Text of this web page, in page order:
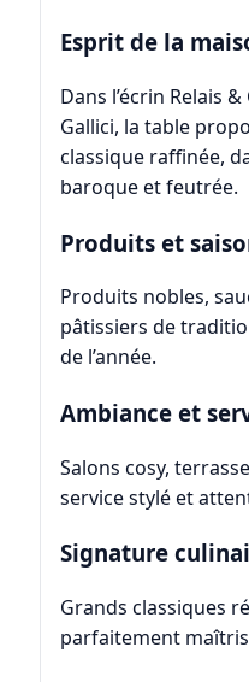
Esprit de la
Dans l’écrin Relais
Gallici, la table
classique raffinée,
baroque et feutrée.
Produits et
Produits nobles,
pâtissiers de
de l’année.
Ambiance et
Salons cosy,
service stylé et
Signature
Grands classiques
parfaitement